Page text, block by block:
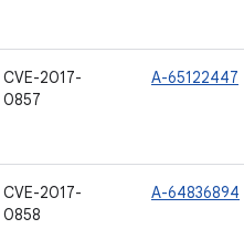
CVE-2017-
0857
A-65122447
CVE-2017-
0858
A-64836894